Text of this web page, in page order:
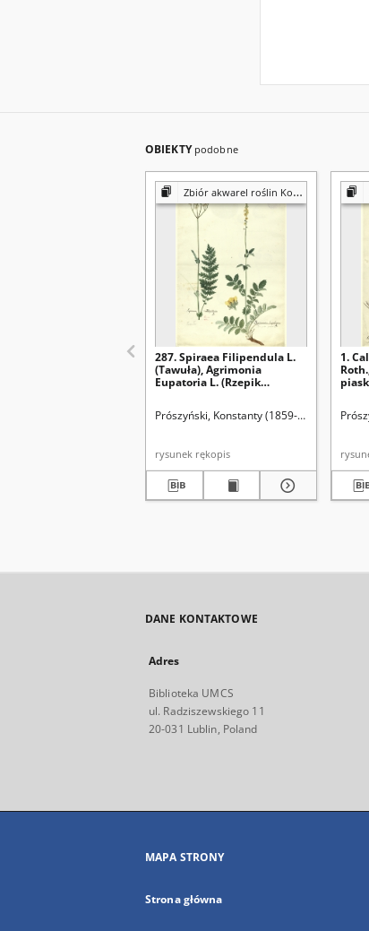
OBIEKTY podobne
Zbiór akwarel roślin Konstantego Prószyńskiego
287. Spiraea Filipendula L.
(Tawuła), Agrimonia
Eupatoria L. (Rzepik
Prószyński, Konstanty (1859-1936)
rysunek rękopis
1.
DANE KONTAKTOWE
Adres
Biblioteka UMCS
ul. Radziszewskiego 11
20-031 Lublin, Poland
MAPA STRONY
Strona główna